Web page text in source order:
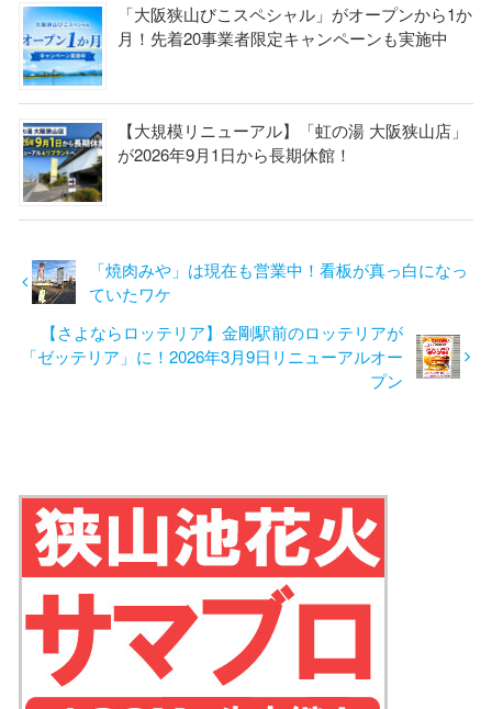
「大阪狭山びこスペシャル」がオープンから1か
月！先着20事業者限定キャンペーンも実施中
【大規模リニューアル】「虹の湯 大阪狭山店」
が2026年9月1日から長期休館！
「焼肉みや」は現在も営業中！看板が真っ白になっ
ていたワケ
【さよならロッテリア】金剛駅前のロッテリアが
「ゼッテリア」に！2026年3月9日リニューアルオー
プン